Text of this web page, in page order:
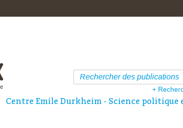
+
Centre Emile Durkheim - Science politique